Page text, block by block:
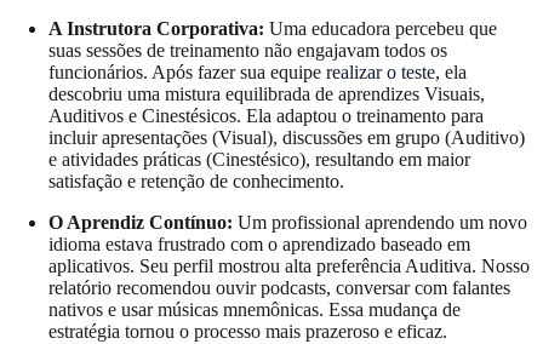
A Instrutora Corporativa: Uma educadora percebeu que
suas sessões de treinamento não engajavam todos os
funcionários. Após fazer sua equipe realizar o teste, ela
descobriu uma mistura equilibrada de aprendizes Visuais,
Auditivos e Cinestésicos. Ela adaptou o treinamento para
incluir apresentações (Visual), discussões em grupo (Auditivo)
e atividades práticas (Cinestésico), resultando em maior
satisfação e retenção de conhecimento.
O Aprendiz Contínuo: Um profissional aprendendo um novo
idioma estava frustrado com o aprendizado baseado em
aplicativos. Seu perfil mostrou alta preferência Auditiva. Nosso
relatório recomendou ouvir podcasts, conversar com falantes
nativos e usar músicas mnemônicas. Essa mudança de
estratégia tornou o processo mais prazeroso e eficaz.